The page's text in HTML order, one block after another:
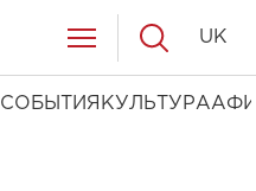
СОБЫТИЯ КУЛЬТУРА
UK